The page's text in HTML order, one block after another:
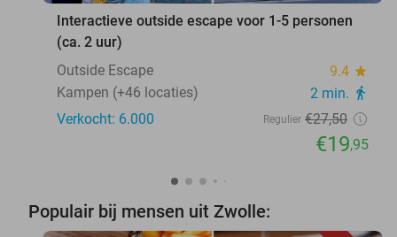
Interactieve outside escape voor 1-5 personen
(ca. 2 uur)
Outside Escape
9.4 star
Kampen (+46 locaties) 2 min. directions_walk
Verkocht: 6.000 Regulier €27,50
€19,95
Populair bij mensen uit Zwolle: